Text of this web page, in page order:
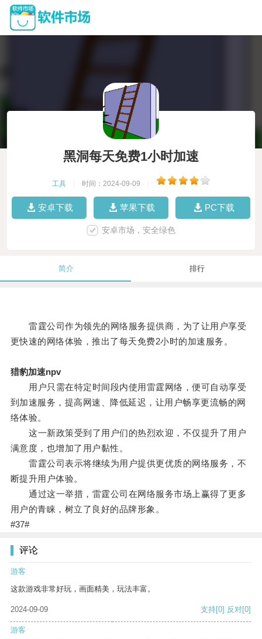
黑洞每天免费1小时加速
工具 时间：2024-09-09
安卓下载 苹果下载 PC下载
安卓市场，安全绿色
简介 排行
雷霆公司作为领先的网络服务提供商，为了让用户享受
更快速的网络体验，推出了每天免费2小时的加速服务。
猎豹加速npv
用户只需在特定时间段内使用雷霆网络，便可自动享受
到加速服务，提高网速、降低延迟，让用户畅享更流畅的网
络体验。
这一新政策受到了用户们的热烈欢迎，不仅提升了用户
满意度，也增加了用户黏性。
雷霆公司表示将继续为用户提供更优质的网络服务，不
断提升用户体验。
通过这一举措，雷霆公司在网络服务市场上赢得了更多
用户的青睐，树立了良好的品牌形象。
#37#
评论
游客
这款游戏非常好玩，画面精美，玩法丰富。
2024-09-09 支持[0] 反对[0]
游客